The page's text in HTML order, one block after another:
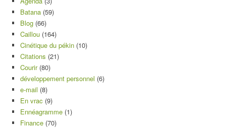
Batana (59)
Blog (66)
Caillou (164)
Cinétique du pékin (10)
Citations (21)
Courir(80)
développement personnel (6)
e-mail (8)
En vrac (9)
Ennéagramme (1)
Finance (70)